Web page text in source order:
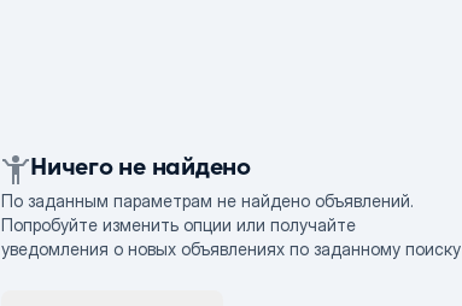
Ничего не найдено
По заданным параметрам не найдено объявлений.
Попробуйте изменить опции или получайте
уведомления о новых объявлениях по заданному поиску